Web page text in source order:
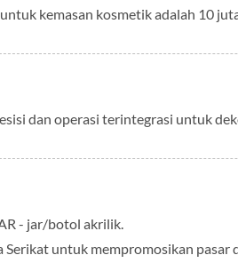
kemasan kosmetik adalah 10
dan operasi terintegrasi untuk
- jar/botol akrilik.
untuk mempromosikan pasar